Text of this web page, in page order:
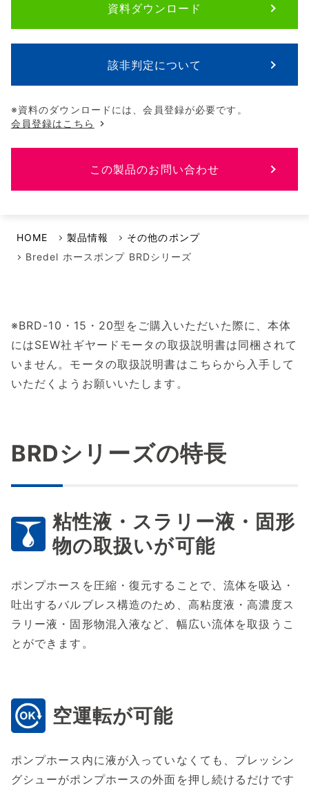
資料ダウンロード
該非判定について
※資料のダウンロードには、会員登録が必要です。
会員登録はこちら
この製品のお問い合わせ
HOME 製品情報
その他のポンプ
Bredel ホースポンプ BRDシリーズ
※BRD-10・15・20型をご購入いただいた際に、本体
にはSEW社ギヤードモータの取扱説明書は同梱されて
いません。モータの取扱説明書はこちらから入手して
いただくようお願いいたします。
BRDシリーズの特長
粘性液・スラリー液・固形
物の取扱いが可能
ポンプホースを圧縮・復元することで、流体を吸込・
吐出するバルブレス構造のため、高粘度液・高濃度ス
ラリー液・固形物混入液など、幅広い流体を取扱うこ
とができます。
空運転が可能
ポンプホース内に液が入っていなくても、プレッシン
グシューがポンプホースの外面を押し続けるだけです